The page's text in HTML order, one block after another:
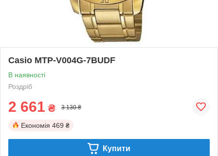
Casio MTP-V004G-7BUDF
В наявності
Роздріб
2 661 ₴ 3 130 ₴
Економія 469 ₴
Купити